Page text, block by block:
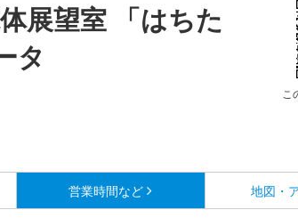
展望室 「はちた
タ
こ
営業時間など 地図・